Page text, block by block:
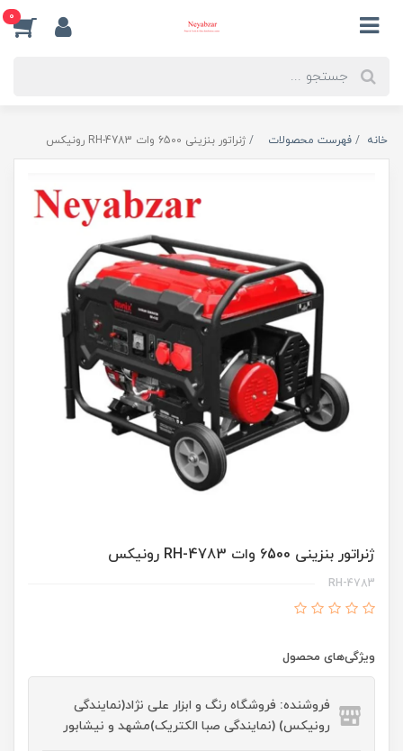
0
خانه فهرست محصولات ژنراتور بنزینی 6500 وات RH-4783 رونیکس
ژنراتور بنزینی 6500 وات RH-4783 رونیکس
RH-4783
ویژگی‌های محصول
فروشنده: فروشگاه رنگ و ابزار علی نژاد(نمایندگی
رونیکس) (نمایندگی صبا الکتریک)مشهد و نیشابور